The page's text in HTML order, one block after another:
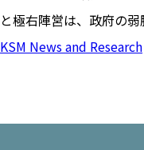
#フロマージュ
#SDGs
#アート
と極右陣営は、政府の
KSM News and Research